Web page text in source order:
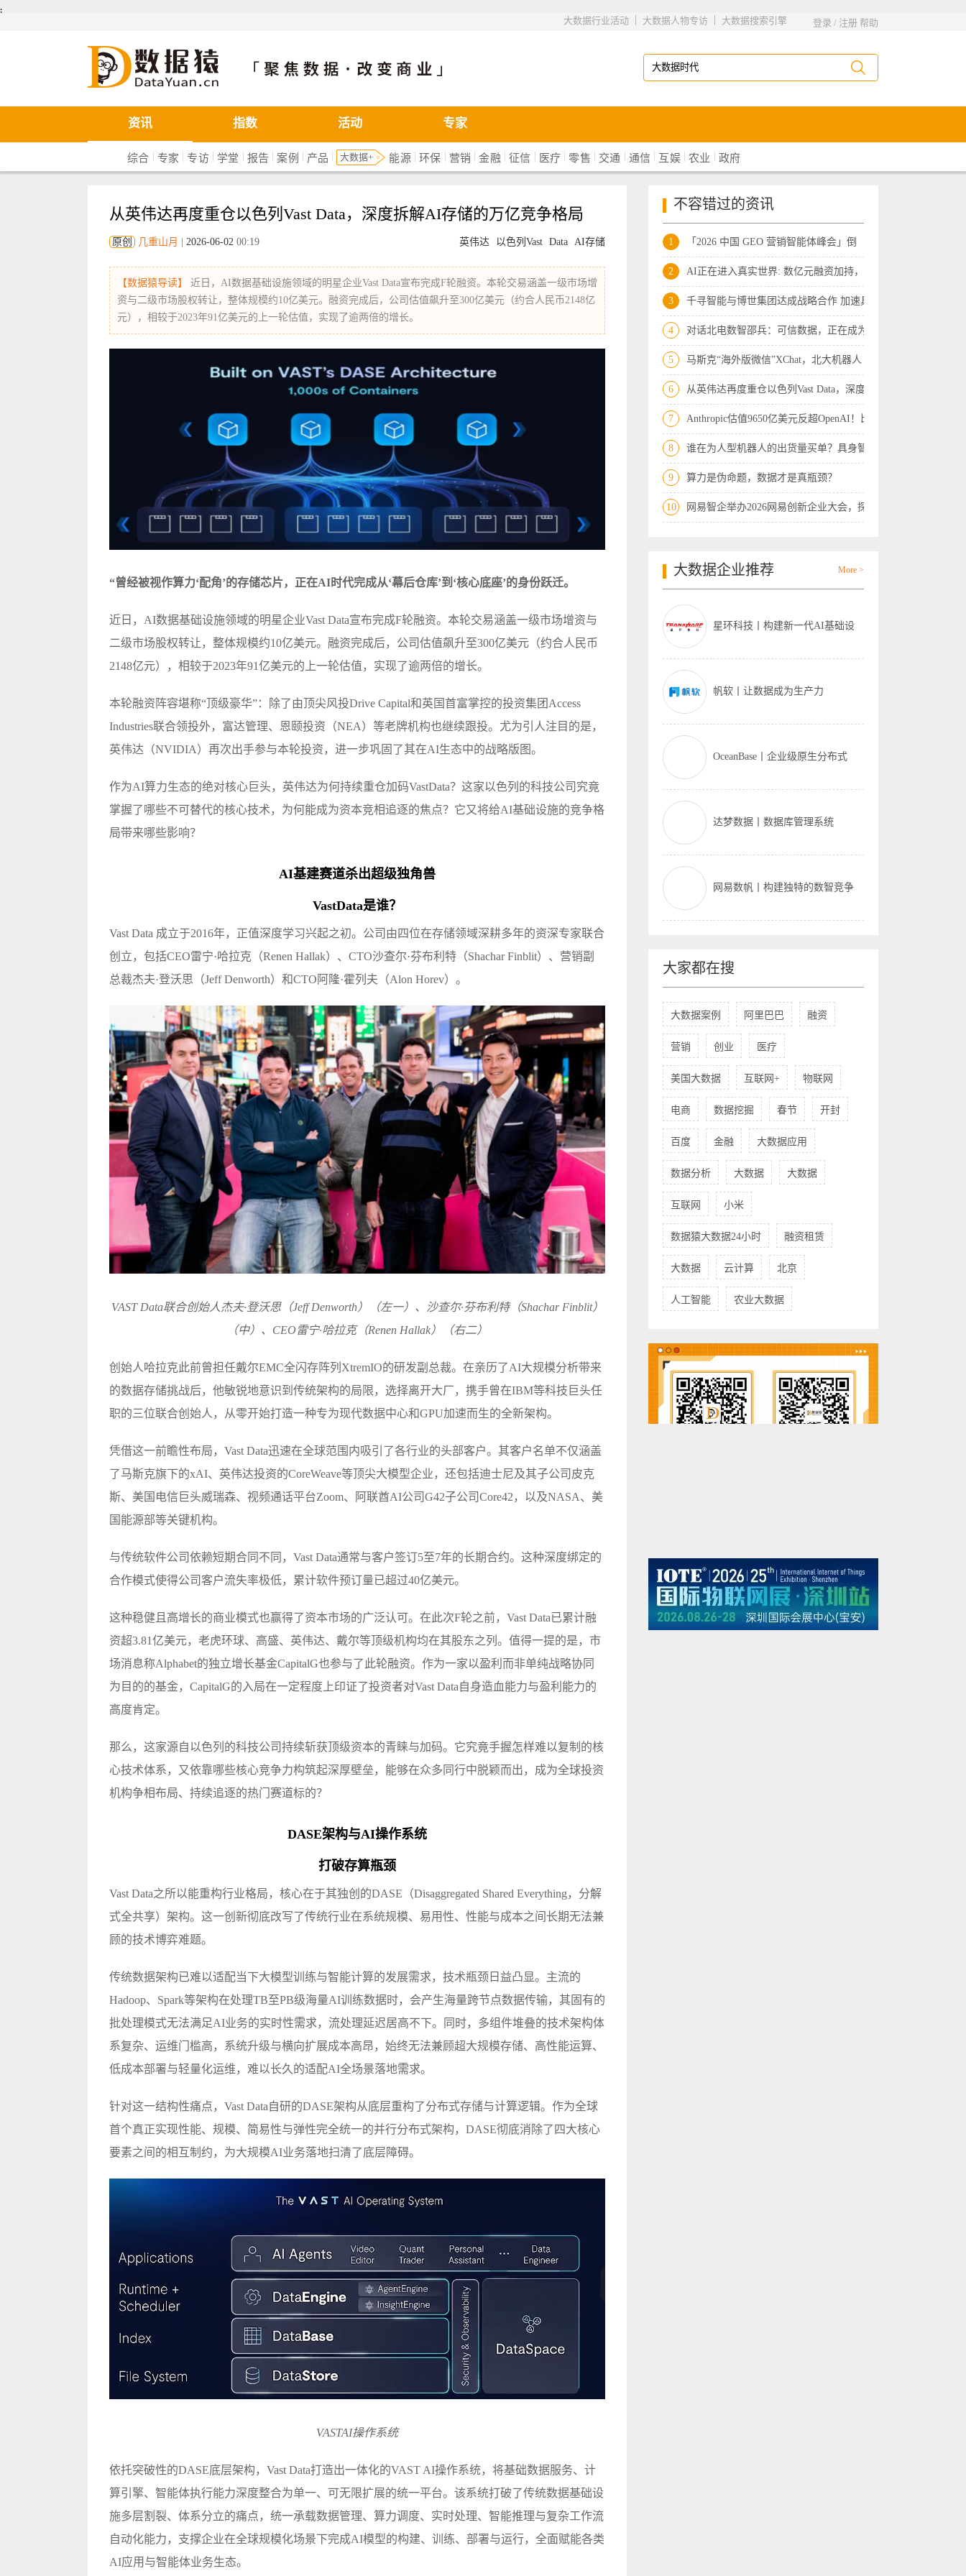
܄
登录 / 注册 帮助
大数据搜索引擎
|
大数据人物专访
|
大数据行业活动
数据猿
资讯 指数 活动 专家
综合 | 专家 |专访| 学堂 | 报告 | 案例 | 产品 | 大数据+ 能源 |环保 | 营销 |金融 |征信 | 医疗 | 零售 | 交通 | 通信 | 互娱 | 农业 | 政府
从英伟达再度重仓以色列Vast Data，深度拆解AI存储的万亿竞争格局
英伟达 以色列Vast Data AI存储
原创 几重山月 2026-06-02 00:19
【数据猿导读】
近日，AI数据基础设施领域的明星企业Vast Data宣布完成F轮融资。本轮交易涵盖一级市场增
资与二级市场股权转让，整体规模约10亿美元。融资完成后，公司估值飙升至300亿美元（约合人民币2148亿
元），相较于2023年91亿美元的上一轮估值，实现了逾两倍的增长。
“曾经被视作算力‘配角’的存储芯片，正在AI时代完成从‘幕后仓库’到‘核心底座’的身份跃迁。
近日，AI数据基础设施领域的明星企业Vast Data宣布完成F轮融资。本轮交易涵盖一级市场增资与
二级市场股权转让，整体规模约10亿美元。融资完成后，公司估值飙升至300亿美元（约合人民币
2148亿元），相较于2023年91亿美元的上一轮估值，实现了逾两倍的增长。
本轮融资阵容堪称“顶级豪华”：除了由顶尖风投Drive Capital和英国首富掌控的投资集团Access
Industries联合领投外，富达管理、恩颐投资（NEA）等老牌机构也继续跟投。尤为引人注目的是，
英伟达（NVIDIA）再次出手参与本轮投资，进一步巩固了其在AI生态中的战略版图。
作为AI算力生态的绝对核心巨头，英伟达为何持续重仓加码VastData？这家以色列的科技公司究竟
掌握了哪些不可替代的核心技术，为何能成为资本竞相追逐的焦点？它又将给AI基础设施的竞争格
局带来哪些影响？
AI基建赛道杀出超级独角兽
VastData是谁？
Vast Data 成立于2016年，正值深度学习兴起之初。公司由四位在存储领域深耕多年的资深专家联合
创立，包括CEO雷宁·哈拉克（Renen Hallak）、CTO沙查尔·芬布利特（Shachar Finblit）、营销副
总裁杰夫·登沃思（Jeff Denworth）和CTO阿隆·霍列夫（Alon Horev）。
VAST Data联合创始人杰夫·登沃思（Jeff Denworth）（左一）、沙查尔·芬布利特（Shachar Finblit）
（中）、CEO雷宁·哈拉克（Renen Hallak）（右二）
创始人哈拉克此前曾担任戴尔EMC全闪存阵列XtremIO的研发副总裁。在亲历了AI大规模分析带来
的数据存储挑战后，他敏锐地意识到传统架构的局限，选择离开大厂，携手曾在IBM等科技巨头任
职的三位联合创始人，从零开始打造一种专为现代数据中心和GPU加速而生的全新架构。
凭借这一前瞻性布局，Vast Data迅速在全球范围内吸引了各行业的头部客户。其客户名单不仅涵盖
了马斯克旗下的xAI、英伟达投资的CoreWeave等顶尖大模型企业，还包括迪士尼及其子公司皮克
斯、美国电信巨头威瑞森、视频通话平台Zoom、阿联酋AI公司G42子公司Core42，以及NASA、美
国能源部等关键机构。
与传统软件公司依赖短期合同不同，Vast Data通常与客户签订5至7年的长期合约。这种深度绑定的
合作模式使得公司客户流失率极低，累计软件预订量已超过40亿美元。
这种稳健且高增长的商业模式也赢得了资本市场的广泛认可。在此次F轮之前，Vast Data已累计融
资超3.81亿美元，老虎环球、高盛、英伟达、戴尔等顶级机构均在其股东之列。值得一提的是，市
场消息称Alphabet的独立增长基金CapitalG也参与了此轮融资。作为一家以盈利而非单纯战略协同
为目的的基金，CapitalG的入局在一定程度上印证了投资者对Vast Data自身造血能力与盈利能力的
高度肯定。
那么，这家源自以色列的科技公司持续斩获顶级资本的青睐与加码。它究竟手握怎样难以复制的核
心技术体系，又依靠哪些核心竞争力构筑起深厚壁垒，能够在众多同行中脱颖而出，成为全球投资
机构争相布局、持续追逐的热门赛道标的？
DASE架构与AI操作系统
打破存算瓶颈
Vast Data之所以能重构行业格局，核心在于其独创的DASE（Disaggregated Shared Everything，分解
式全共享）架构。这一创新彻底改写了传统行业在系统规模、易用性、性能与成本之间长期无法兼
顾的技术博弈难题。
传统数据架构已难以适配当下大模型训练与智能计算的发展需求，技术瓶颈日益凸显。主流的
Hadoop、Spark等架构在处理TB至PB级海量AI训练数据时，会产生海量跨节点数据传输，其固有的
批处理模式无法满足AI业务的实时性需求，流处理延迟居高不下。同时，多组件堆叠的技术架构体
系复杂、运维门槛高，系统升级与横向扩展成本高昂，始终无法兼顾超大规模存储、高性能运算、
低成本部署与轻量化运维，难以长久的适配AI全场景落地需求。
针对这一结构性痛点，Vast Data自研的DASE架构从底层重构了分布式存储与计算逻辑。作为全球
首个真正实现性能、规模、简易性与弹性完全统一的并行分布式架构，DASE彻底消除了四大核心
要素之间的相互制约，为大规模AI业务落地扫清了底层障碍。
VASTAI操作系统
依托突破性的DASE底层架构，Vast Data打造出一体化的VAST AI操作系统，将基础数据服务、计
算引擎、智能体执行能力深度整合为单一、可无限扩展的统一平台。该系统打破了传统数据基础设
施多层割裂、体系分立的痛点，统一承载数据管理、算力调度、实时处理、智能推理与复杂工作流
自动化能力，支撑企业在全球规模化场景下完成AI模型的构建、训练、部署与运行，全面赋能各类
AI应用与智能体业务生态。
不容错过的资讯
1 「2026 中国 GEO 营销智能体峰会」倒
2 AI正在进入真实世界: 数亿元融资加持，
3 千寻智能与博世集团达成战略合作 加速具
4 对话北电数智邵兵：可信数据，正在成为AI
5 马斯克“海外版微信”XChat，北大机器人
6 从英伟达再度重仓以色列Vast Data，深度
7 Anthropic估值9650亿美元反超OpenAI！比
8 谁在为人型机器人的出货量买单？具身智能
9 算力是伪命题，数据才是真瓶颈？
10 网易智企举办2026网易创新企业大会，探讨
大数据企业推荐 More >
星环科技丨构建新一代AI基础设
帆软丨让数据成为生产力
OceanBase丨企业级原生分布式
达梦数据丨数据库管理系统
网易数帆丨构建独特的数智竞争
大家都在搜
大数据案例 阿里巴巴 融资
营销 创业 医疗
美国大数据 互联网+ 物联网
电商 数据挖掘 春节 开封
百度 金融 大数据应用
数据分析 大数据 大数据
互联网 小米
数据猿大数据24小时 融资租赁
大数据 云计算 北京
人工智能 农业大数据